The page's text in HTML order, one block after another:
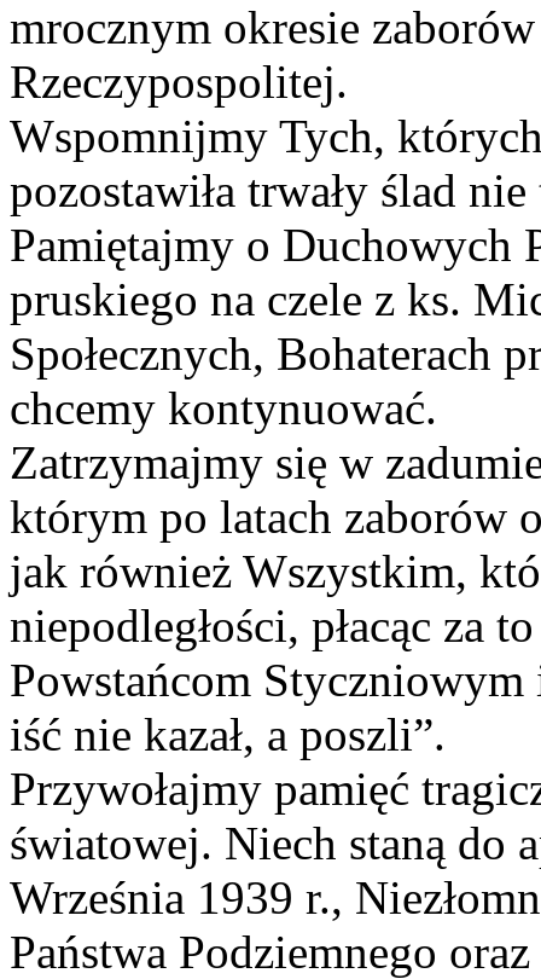
mrocznym okresie
Rzeczypospolitej.
Wspomnijmy Tych,
pozostawiła trwały ślad
Pamiętajmy o Duchowych
pruskiego na czele z ks.
Społecznych, Bohaterach
chcemy kontynuować.
Zatrzymajmy się w
którym po latach zaborów
jak również Wszystkim,
niepodległości, płacąc za
Powstańcom
iść nie kazał, a poszli”.
Przywołajmy pamięć
światowej. Niech staną do
Września 1939 r.,
Państwa Podziemnego